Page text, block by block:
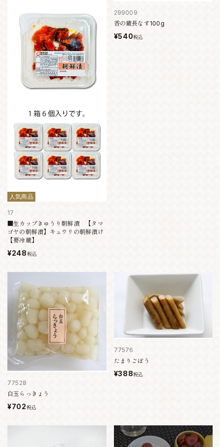
人気商品
17
■生カップきゅうり朝鮮漬 【タマ
ゴヤの朝鮮漬】キュウリの朝鮮漬け
【要冷蔵】
¥248税込
299009
香の蔵長なす100g
¥540税込
77528
白玉らっきょう
¥702税込
77576
たまりごぼう
¥388税込